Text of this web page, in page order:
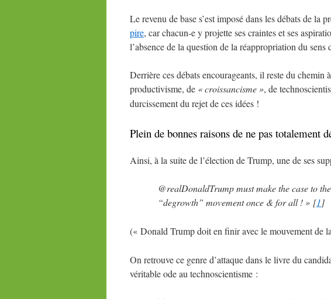
Le revenu de base s’est imposé dans les débats de la
pire, car chacun-e y projette ses craintes et ses
l’absence de la question de la réappropriation du sens
Derrière ces débats encourageants, il reste du chemin
productivisme, de «croissancisme», de
durcissement du rejet de ces idées !
Plein de bonnes raisons de ne pas totalement
Ainsi, à la suite de l’élection de Trump, une de ses
@realDonaldTrump must make the case to
“degrowth” movement once & for all !» [1]
(« Donald Trump doit en finir avec le mouvement de
On retrouve ce genre d’attaque dans le livre du
véritable ode au technoscientisme :